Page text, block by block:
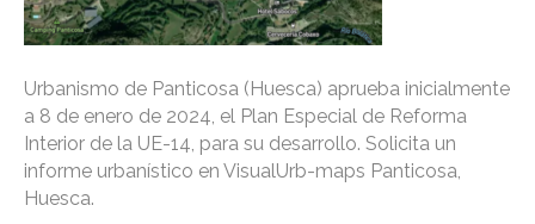
Urbanismo de Panticosa (Huesca) aprueba inicialmente
a 8 de enero de 2024, el Plan Especial de Reforma
Interior de la UE-14, para su desarrollo. Solicita un
informe urbanístico en VisualUrb-maps Panticosa,
Huesca.